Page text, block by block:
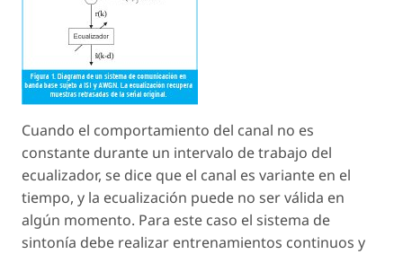
Cuando el comportamiento del canal no es
constante durante un intervalo de trabajo del
ecualizador, se dice que el canal es variante en el
tiempo, y la ecualización puede no ser válida en
algún momento. Para este caso el sistema de
sintonía debe realizar entrenamientos continuos y